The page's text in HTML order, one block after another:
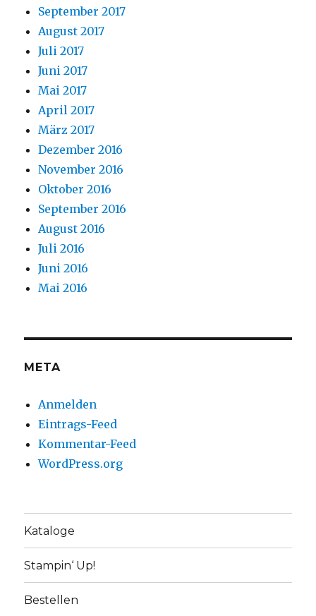
September 2017
August 2017
Juli 2017
Juni 2017
Mai 2017
April 2017
März 2017
Dezember 2016
November 2016
Oktober 2016
September 2016
August 2016
Juli 2016
Juni 2016
Mai 2016
META
Anmelden
Eintrags-Feed
Kommentar-Feed
WordPress.org
Kataloge
Stampin‘ Up!
Bestellen